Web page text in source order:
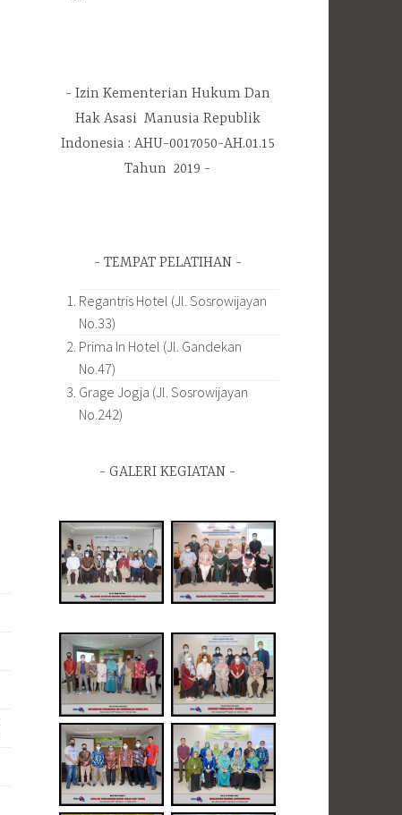
Izin Kementerian Hukum Dan
Hak Asasi Manusia Republik
Indonesia : AHU-0017050-AH.01.15
Tahun 2019
TEMPAT PELATIHAN
Regantris Hotel (Jl. Sosrowijayan
No.33)
Prima In Hotel (Jl. Gandekan
No.47)
Grage Jogja (Jl. Sosrowijayan
No.242)
GALERI KEGIATAN